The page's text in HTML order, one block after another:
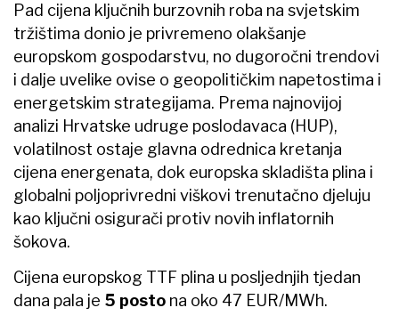
Pad cijena ključnih burzovnih roba na svjetskim
tržištima donio je privremeno olakšanje
europskom gospodarstvu, no dugoročni trendovi
i dalje uvelike ovise o geopolitičkim napetostima i
energetskim strategijama. Prema najnovijoj
analizi Hrvatske udruge poslodavaca (HUP),
volatilnost ostaje glavna odrednica kretanja
cijena energenata, dok europska skladišta plina i
globalni poljoprivredni viškovi trenutačno djeluju
kao ključni osigurači protiv novih inflatornih
šokova.
Cijena europskog TTF plina u posljednjih tjedan
dana pala je 5 posto na oko 47 EUR/MWh.